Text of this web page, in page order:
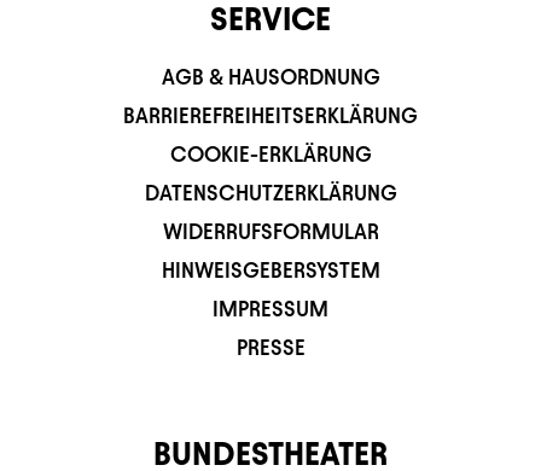
SERVICE
AGB & HAUSORDNUNG
BARRIEREFREIHEITSERKLÄRUNG
COOKIE-ERKLÄRUNG
DATENSCHUTZERKLÄRUNG
WIDERRUFSFORMULAR
HINWEISGEBERSYSTEM
IMPRESSUM
PRESSE
BUNDESTHEATER